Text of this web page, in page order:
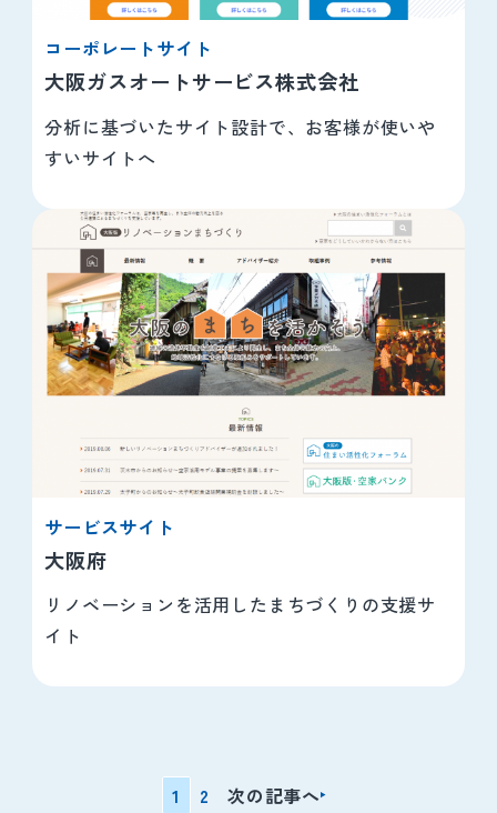
コーポレートサイト
大阪ガスオートサービス株式会社
分析に基づいたサイト設計で、お客様が使いや
すいサイトへ
サービスサイト
大阪府
リノベーションを活用したまちづくりの支援サ
イト
1 2 次の記事へ